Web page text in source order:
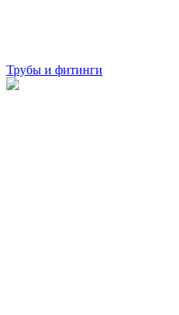
Трубы и фитинги